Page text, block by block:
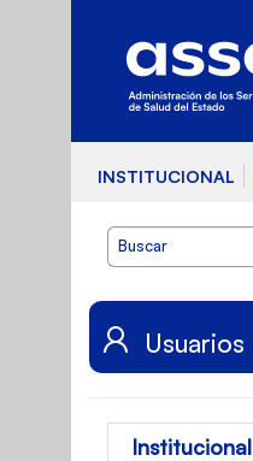
INSTITUCIONAL
Usuarios
Institucional